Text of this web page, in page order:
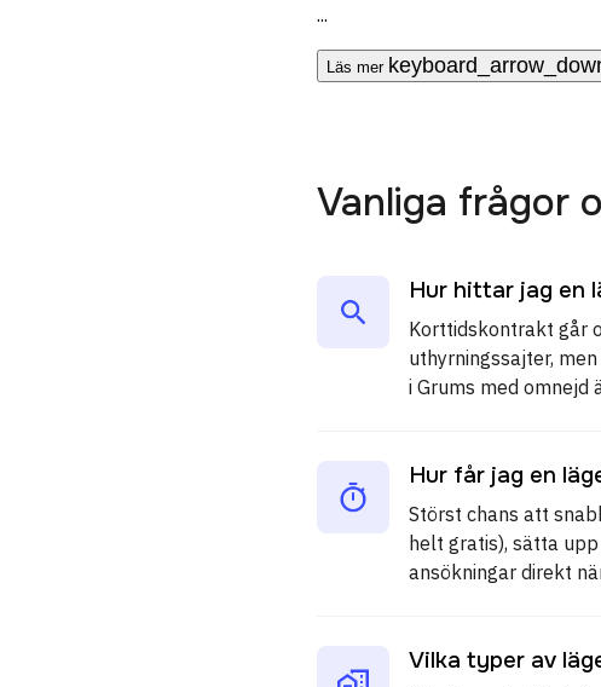
...
Läs mer
Vanliga frågor
Hur hittar jag en
Korttidskontrakt går
uthyrningssajter,
i Grums med omnejd
Hur får jag en
Störst chans att
helt gratis), sätta
ansökningar direkt
Vilka typer av